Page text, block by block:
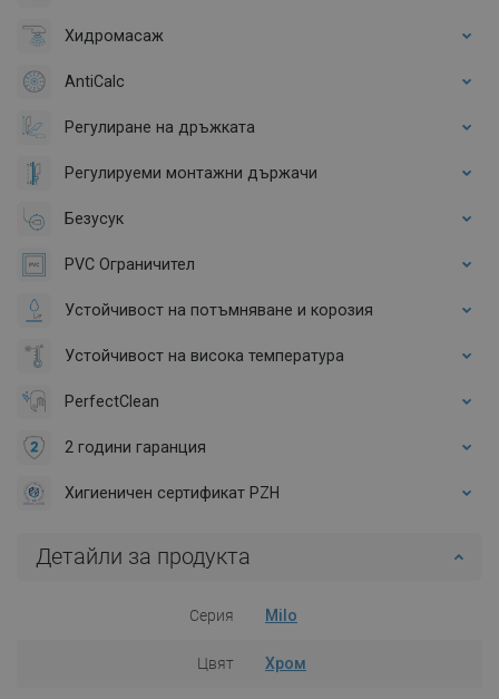
Хидромасаж
AntiCalc
Регулиране на дръжката
Регулируеми монтажни държачи
Безусук
PVC Ограничител
Устойчивост на потъмняване и корозия
Устойчивост на висока температура
PerfectClean
2 години гаранция
Хигиеничен сертификат PZH
Детайли за продукта
Серия Milo
Цвят Хром